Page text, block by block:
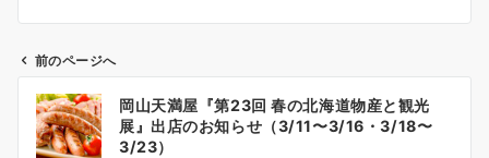
前のページへ
岡山天満屋『第23回 春の北海道物産と観光
展』出店のお知らせ（3/11〜3/16・3/18〜
3/23）